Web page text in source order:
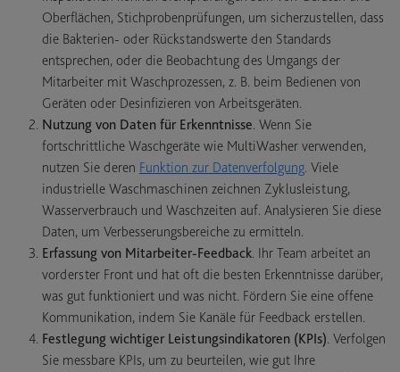
Oberflächen, Stichprobenprüfungen, um sicherzustellen, dass
die Bakterien- oder Rückstandswerte den Standards
entsprechen, oder die Beobachtung des Umgangs der
Mitarbeiter mit Waschprozessen, z. B. beim Bedienen von
Geräten oder Desinfizieren von Arbeitsgeräten.
Nutzung von Daten für Erkenntnisse. Wenn Sie
fortschrittliche Waschgeräte wie MultiWasher verwenden,
nutzen Sie deren Funktion zur Datenverfolgung. Viele
industrielle Waschmaschinen zeichnen Zyklusleistung,
Wasserverbrauch und Waschzeiten auf. Analysieren Sie diese
Daten, um Verbesserungsbereiche zu ermitteln.
Erfassung von Mitarbeiter-Feedback. Ihr Team arbeitet an
vorderster Front und hat oft die besten Erkenntnisse darüber,
was gut funktioniert und was nicht. Fördern Sie eine offene
Kommunikation, indem Sie Kanäle für Feedback erstellen.
Festlegung wichtiger Leistungsindikatoren (KPIs). Verfolgen
Sie messbare KPIs, um zu beurteilen, wie gut Ihre